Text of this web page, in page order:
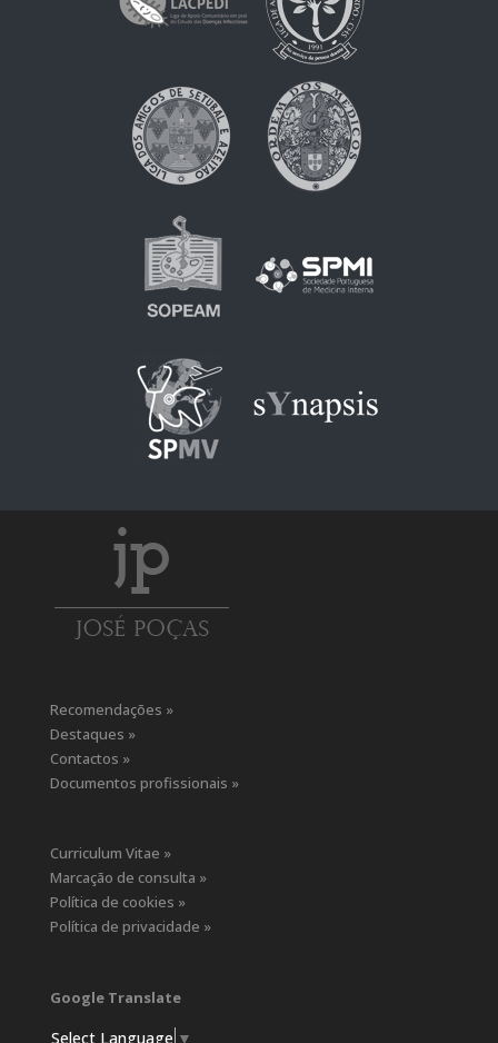
Recomendações »
Destaques »
Contactos »
Documentos profissionais »
Curriculum Vitae »
Marcação de consulta »
Política de cookies »
Política de privacidade »
Google Translate
Select Language ▼